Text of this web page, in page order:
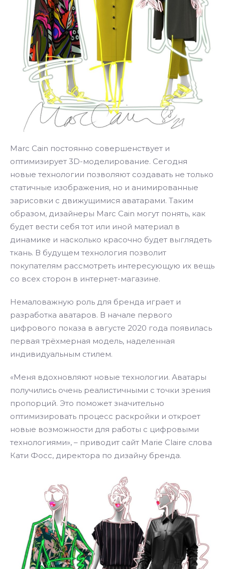
Marc Cain постоянно совершенствует и
оптимизирует 3D-моделирование. Сегодня
новые технологии позволяют создавать не только
статичные изображения, но и анимированные
зарисовки с движущимися аватарами. Таким
образом, дизайнеры Marc Cain могут понять, как
будет вести себя тот или иной материал в
динамике и насколько красочно будет выглядеть
ткань. В будущем технология позволит
покупателям рассмотреть интересующую их вещь
со всех сторон в интернет-магазине.
Немаловажную роль для бренда играет и
разработка аватаров. В начале первого
цифрового показа в августе 2020 года появилась
первая трёхмерная модель, наделенная
индивидуальным стилем.
«Меня вдохновляют новые технологии. Аватары
получились очень реалистичными с точки зрения
пропорций. Это поможет значительно
оптимизировать процесс раскройки и откроет
новые возможности для работы с цифровыми
технологиями», – приводит сайт Marie Claire слова
Кати Фосс, директора по дизайну бренда.